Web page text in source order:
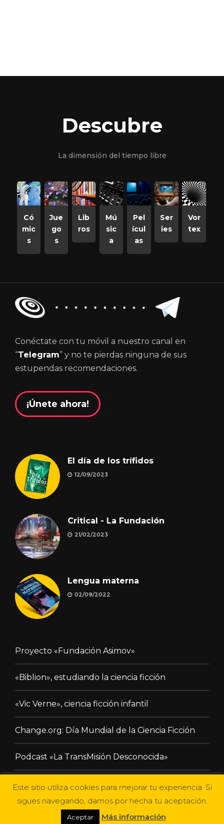
Descubre
La dimensión del tiempo libre
Có
mic
s
Jue
go
s
Lib
ros
Mú
sic
a
Pel
ícul
as
Ser
ies
Vor
tex
Conéctate con tu móvil a nuestro canal en
“Telegram” y no te pierdas ninguna de sus
estupendas recomendaciones.
¡Únete ahora!
El día de los trífidos
12/09/2023
Critical - La Fundación
21/02/2023
Lengua materna
02/09/2022
Proyecto «Fundación Asimov»
«Biblion», estudiando la ciencia ficción
«Vic Verne», ciencia ficción infantil
Change.org: Día Mundial de la Ciencia Ficción
Podcast «La TransMisión Desconocida»
es una inicativa del proyecto "Fundación Asimov"
Este sitio utiliza cookies para mejorar tu experiencia. Si
sigues navegando, damos por hecha tu aceptación.
Aceptar Más información